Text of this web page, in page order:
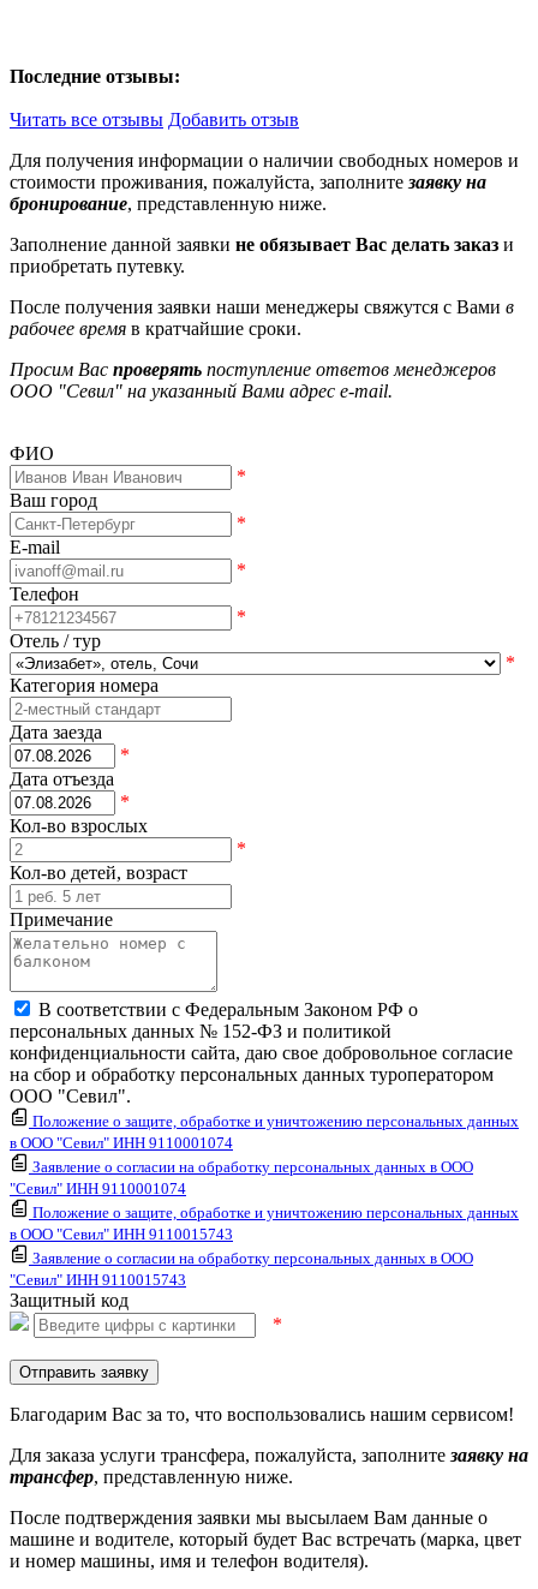
Последние отзывы:
Читать все отзывы Добавить отзыв
Для получения информации о наличии свободных номеров и
стоимости проживания, пожалуйста, заполните заявку на
бронирование, представленную ниже.
Заполнение данной заявки не обязывает Вас делать заказ и
приобретать путевку.
После получения заявки наши менеджеры свяжутся с Вами в
рабочее время в кратчайшие сроки.
Просим Вас проверять поступление ответов менеджеров
ООО "Севил" на указанный Вами адрес e-mail.
ФИО
*
Ваш город
*
E-mail
*
Телефон
*
Отель / тур
*
Категория номера
Дата заезда
*
Дата отъезда
*
Кол-во взрослых
*
Кол-во детей, возраст
Примечание
В соответствии с Федеральным Законом РФ о
персональных данных № 152-ФЗ и политикой
конфиденциальности сайта, даю свое добровольное согласие
на сбор и обработку персональных данных туроператором
ООО "Севил".
Положение о защите, обработке и уничтожению персональных данных
в ООО "Севил" ИНН 9110001074
Заявление о согласии на обработку персональных данных в ООО
"Севил" ИНН 9110001074
Положение о защите, обработке и уничтожению персональных данных
в ООО "Севил" ИНН 9110015743
Заявление о согласии на обработку персональных данных в ООО
"Севил" ИНН 9110015743
Защитный код
*
Отправить заявку
Благодарим Вас за то, что воспользовались нашим сервисом!
Для заказа услуги трансфера, пожалуйста, заполните заявку на
трансфер, представленную ниже.
После подтверждения заявки мы высылаем Вам данные о
машине и водителе, который будет Вас встречать (марка, цвет
и номер машины, имя и телефон водителя).